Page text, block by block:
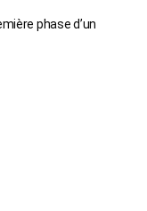
phase d’un